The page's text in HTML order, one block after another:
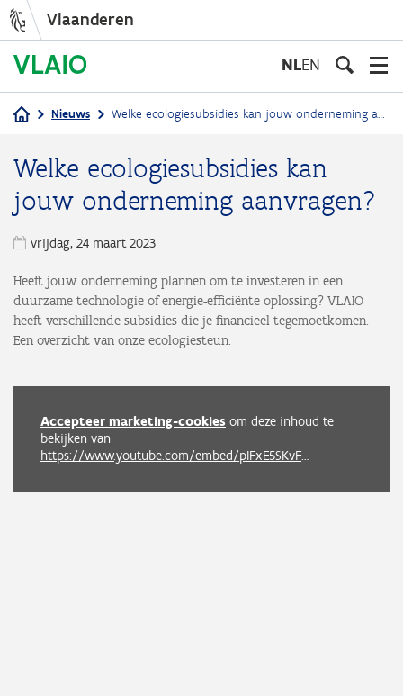
Vlaanderen
NLEN
Nieuws Welke ecologiesubsidies kan jouw onderneming aanvragen?
Welke ecologiesubsidies kan
jouw onderneming aanvragen?
vrijdag, 24 maart 2023
Heeft jouw onderneming plannen om te investeren in een
duurzame technologie of energie-efficiënte oplossing? VLAIO
heeft verschillende subsidies die je financieel tegemoetkomen.
Een overzicht van onze ecologiesteun.
Accepteer marketing-cookies om deze inhoud te
bekijken van
https://www.youtube.com/embed/pIFxE5SKvF4?autoplay=0&start=0&rel=0